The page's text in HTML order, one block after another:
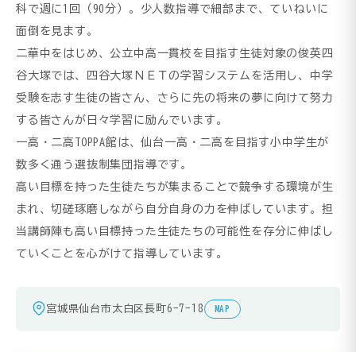
科で週に1回（90分）。少人数指導で細部まで、ていねいに
面倒を見ます。
二華中をはじめ、公立中高一貫校を目指す生徒対象の俊英四
谷大塚では、四谷大塚ＮＥＴの学習システムを活用し、中学
受験を志す生徒の皆さん、さらに先の将来の夢に向けて努力
する皆さんが日々学習に励んでいます。
一高・二高TOPPA館は、仙台一高・二高を目指す小中学生が
数多く通う選抜制集団指導です。
高い目標を持った生徒たちが集まることで競争する環境が生
まれ、切磋琢磨しながら自分自身の力を伸ばしています。担
当講師陣も高い目標持った生徒たちの可能性を存分に伸ばし
ていくことを心がけて指導しています。
宮城県仙台市太白区長町6-7-18 MAP